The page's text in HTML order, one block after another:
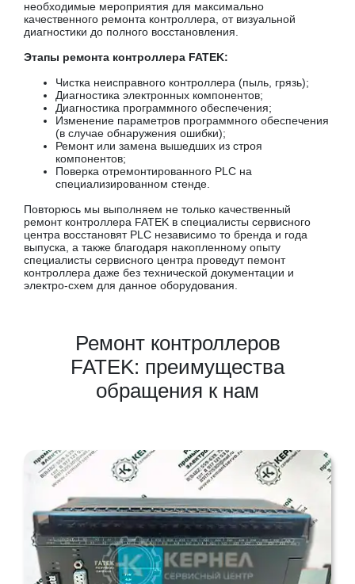
необходимые мероприятия для максимально
качественного ремонта контроллера, от визуальной
диагностики до полного восстановления.
Этапы ремонта контроллера FATEK:
Чистка неисправного контроллера (пыль, грязь);
Диагностика электронных компонентов;
Диагностика программного обеспечения;
Изменение параметров программного обеспечения
(в случае обнаружения ошибки);
Ремонт или замена вышедших из строя
компонентов;
Поверка отремонтированного PLC на
специализированном стенде.
Повторюсь мы выполняем не только качественный
ремонт контроллера FATEK в специалисты сервисного
центра восстановят PLC независимо то бренда и года
выпуска, а также благодаря накопленному опыту
специалисты сервисного центра проведут пемонт
контроллера даже без технической документации и
электро-схем для данное оборудования.
Ремонт контроллеров
FATEK: преимущества
обращения к нам